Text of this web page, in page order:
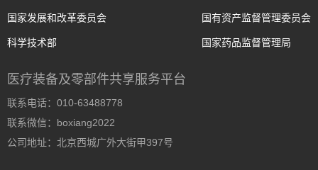
国家发展和改革委员会
科学技术部
国有资产监督管理委员会
国家药品监督管理局
医疗装备及零部件共享服务平台
联系电话：010-63488778
联系微信：boxiang2022
公司地址：北京西城广外大街甲397号